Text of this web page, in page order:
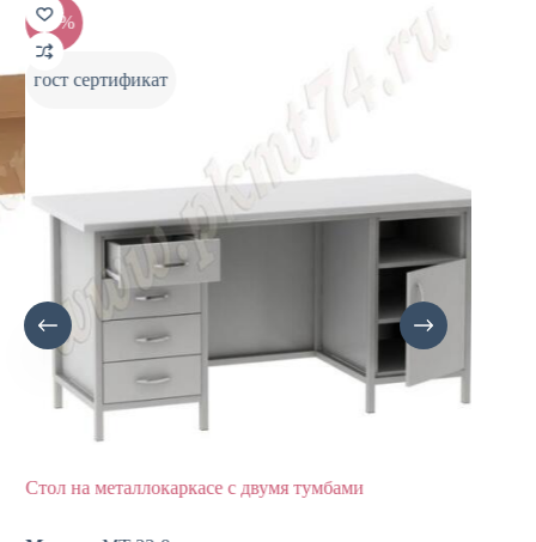
-20%
гост сертификат
Стол на металлокаркасе с двумя тумбами